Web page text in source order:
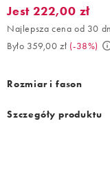
Jest 222,00 zł.
Jest 222,00 zł
Najlepsza cena od 30
Było 359,00 zł (-38%)
Rozmiar i fason
Szczegóły produktu